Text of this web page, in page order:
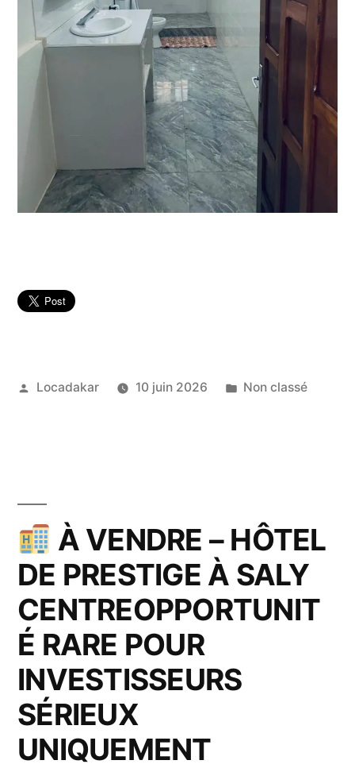
Publié
Locadakar 10 juin 2026
Publié
Non classé
À VENDRE – HÔTEL
DE PRESTIGE À SALY
CENTREOPPORTUNIT
É RARE POUR
INVESTISSEURS
SÉRIEUX
UNIQUEMENT